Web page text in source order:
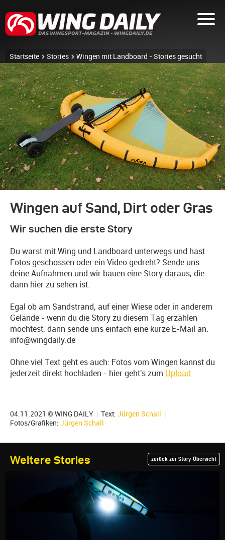
Startseite Stories Wingen mit Landboard - Stories gesucht
Wingen auf Sand, Dirt oder Gras
Wir suchen die erste Story
Du warst mit Wing und Landboard unterwegs und hast
Fotos geschossen oder ein Video gedreht? Sende uns
deine Aufnahmen und wir bauen eine Story daraus, die
dann hier zu sehen ist.
Egal ob am Sandstrand, auf einer Wiese oder in anderem
Gelände - wenn du die Story zu diesem Tag erzählen
möchtest, dann sende uns einfach eine kurze E-Mail an:
info@wingdaily.de
Ohne viel Text geht es auch: Fotos vom Wingen kannst du
jederzeit direkt hochladen - hier geht's zum Upload
04.11.2021 © WING DAILY | Text: Jürgen Schall |
Fotos/Grafiken: Jürgen Schall
Weitere Stories zurück zur Story-Übersicht